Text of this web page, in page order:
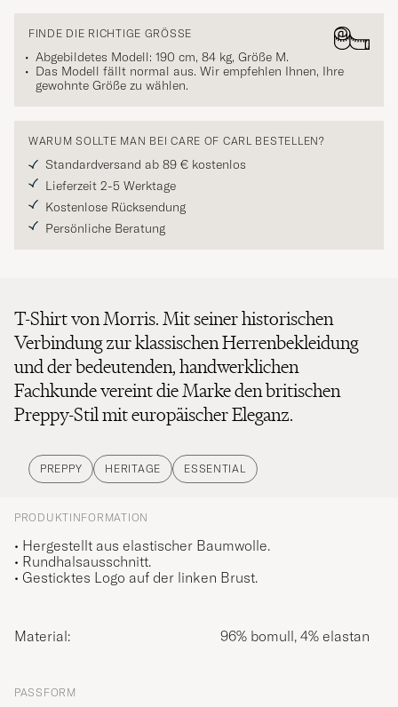
FINDE DIE RICHTIGE GRÖSSE
Abgebildetes Modell: 190 cm, 84 kg, Größe M.
Das Modell fällt normal aus. Wir empfehlen Ihnen, Ihre
gewohnte Größe zu wählen.
WARUM SOLLTE MAN BEI CARE OF CARL BESTELLEN?
Standardversand ab 89 € kostenlos
Lieferzeit 2-5 Werktage
Kostenlose Rücksendung
Persönliche Beratung
T-Shirt von Morris. Mit seiner historischen
Verbindung zur klassischen Herrenbekleidung
und der bedeutenden, handwerklichen
Fachkunde vereint die Marke den britischen
Preppy-Stil mit europäischer Eleganz.
PREPPY HERITAGE ESSENTIAL
PRODUKTINFORMATION
• Hergestellt aus elastischer Baumwolle.
• Rundhalsausschnitt.
• Gesticktes Logo auf der linken Brust.
Material: 96% bomull, 4% elastan
PASSFORM